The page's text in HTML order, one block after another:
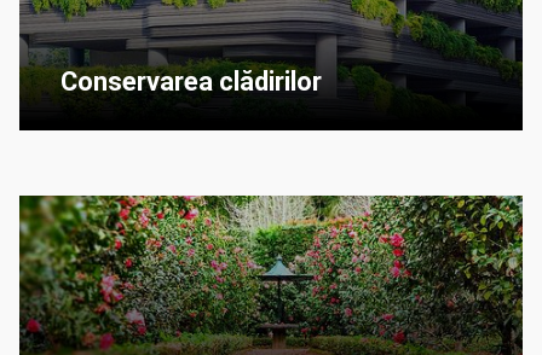
Conservarea clădirilor